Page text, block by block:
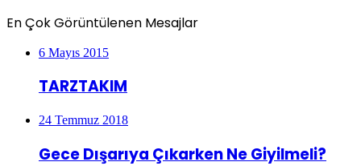
En Çok Görüntülenen Mesajlar
6 Mayıs 2015
TARZTAKIM
24 Temmuz 2018
Gece Dışarıya Çıkarken Ne Giyilmeli?